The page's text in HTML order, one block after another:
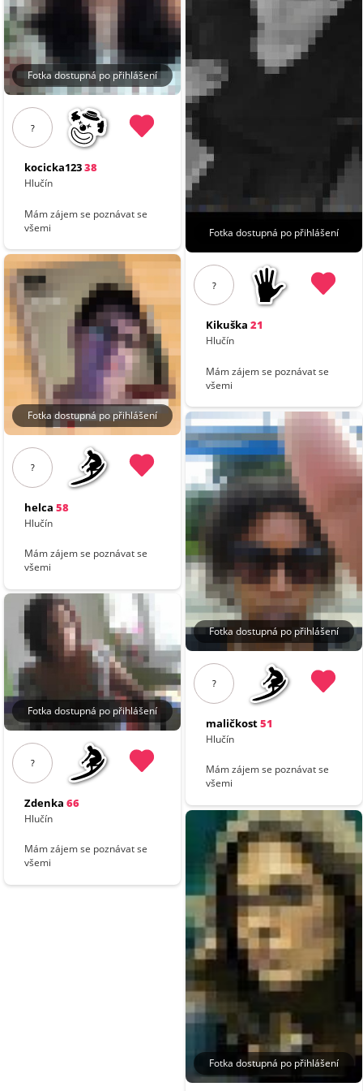
Fotka dostupná po přihlášení
?
kocicka12338
Hlučín
Mám zájem se poznávat se
všemi
Fotka dostupná po přihlášení
?
helca 58
Hlučín
Mám zájem se poznávat se
všemi
Fotka dostupná po přihlášení
?
Zdenka 66
Hlučín
Mám zájem se poznávat se
všemi
Fotka dostupná po přihlášení
?
Kikuška 21
Hlučín
Mám zájem se poznávat se
všemi
Fotka dostupná po přihlášení
?
maličkost51
Hlučín
Mám zájem se poznávat se
všemi
Fotka dostupná po přihlášení